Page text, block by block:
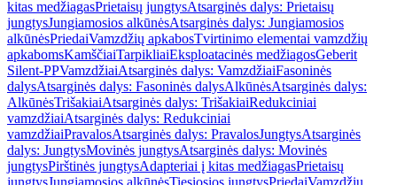
kitas medžiagasPrietaisų jungtysAtsarginės dalys: Prietaisų
jungtysJungiamosios alkūnėsAtsarginės dalys: Jungiamosios
alkūnėsPriedaiVamzdžių apkabosTvirtinimo elementai vamzdžių
apkabomsKamščiaiTarpikliaiEksploatacinės medžiagosGeberit
Silent-PPVamzdžiaiAtsarginės dalys: VamzdžiaiFasoninės
dalysAtsarginės dalys: Fasoninės dalysAlkūnėsAtsarginės dalys:
AlkūnėsTrišakiaiAtsarginės dalys: TrišakiaiRedukciniai
vamzdžiaiAtsarginės dalys: Redukciniai
vamzdžiaiPravalosAtsarginės dalys: PravalosJungtysAtsarginės
dalys: JungtysMovinės jungtysAtsarginės dalys: Movinės
jungtysPirštinės jungtysAdapteriai į kitas medžiagasPrietaisų
jungtysJungiamosios alkūnėsTiesiosios jungtysPriedaiVamzdžių